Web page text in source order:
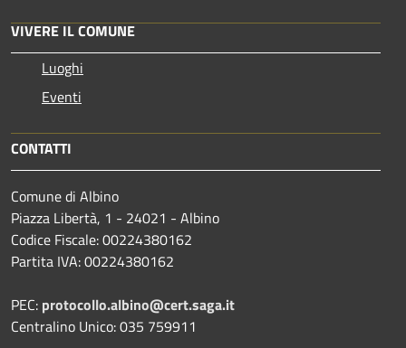
VIVERE IL COMUNE
Luoghi
Eventi
CONTATTI
Comune di Albino
Piazza Libertà, 1 - 24021 - Albino
Codice Fiscale: 00224380162
Partita IVA: 00224380162
PEC: protocollo.albino@cert.saga.it
Centralino Unico: 035 759911